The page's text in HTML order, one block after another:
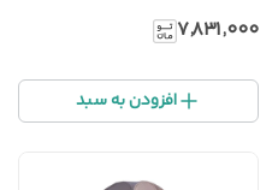
۷٬۸۳۱٬۰۰۰
افزودن به سبد